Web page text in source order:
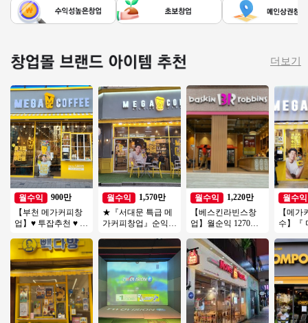
더보기
월수익
900만
【부천 메가커피창
업】♥ 투잡추천 ♥ 소
양도양수창업 ♥ 고
수익
월수익
1,570만
★『서대문 특급 메
가커피창업』순익
천 시니어창업 은퇴
창업★
월수익
1,220만
【베스킨라빈스창
업】월순익 1270만
권, 복합상권, 리뉴얼
없음
월수익
【메가
수】『
달X＃
저렴